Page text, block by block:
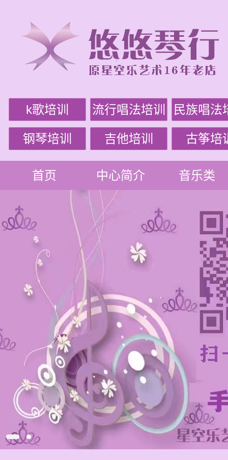
k歌培训 流行唱法培训 民族唱法
钢琴培训 吉他培训 古筝培
首页 中心简介 音乐类